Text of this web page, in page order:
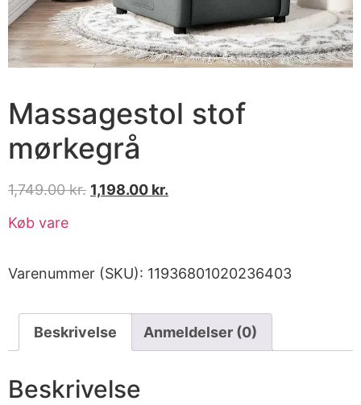
Massagestol stof
mørkegrå
1,749.00kr. 1,198.00 kr.
Køb vare
Varenummer (SKU): 11936801020236403
Beskrivelse Anmeldelser (0)
Beskrivelse